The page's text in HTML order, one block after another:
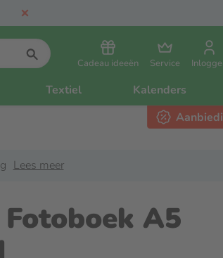
Cadeau ideeën Service
Textiel Kalenders
Lees meer
A5